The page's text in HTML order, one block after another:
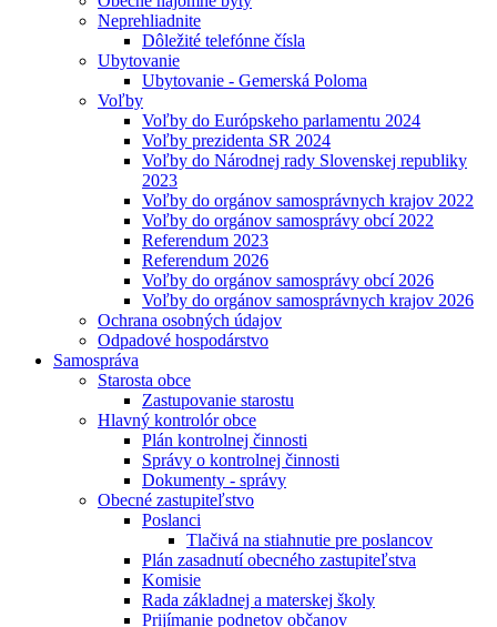
Neprehliadnite
Dôležité telefónne čísla
Ubytovanie
Ubytovanie - Gemerská Poloma
Voľby
Voľby do Európskeho parlamentu 2024
Voľby prezidenta SR 2024
Voľby do Národnej rady Slovenskej republiky
2023
Voľby do orgánov samosprávnych krajov 2022
Voľby do orgánov samosprávy obcí 2022
Referendum 2023
Referendum 2026
Voľby do orgánov samosprávy obcí 2026
Voľby do orgánov samosprávnych krajov 2026
Ochrana osobných údajov
Odpadové hospodárstvo
Samospráva
Starosta obce
Zastupovanie starostu
Hlavný kontrolór obce
Plán kontrolnej činnosti
Správy o kontrolnej činnosti
Dokumenty - správy
Obecné zastupiteľstvo
Poslanci
Tlačivá na stiahnutie pre poslancov
Plán zasadnutí obecného zastupiteľstva
Komisie
Rada základnej a materskej školy
Prijímanie podnetov občanov